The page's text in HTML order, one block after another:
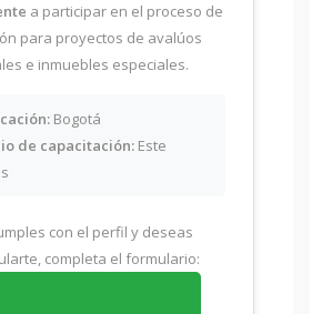
a participar en el proceso de
para proyectos de avalúos
e inmuebles especiales.
Bogotá
de capacitación: Este
con el perfil y deseas
completa el formulario: